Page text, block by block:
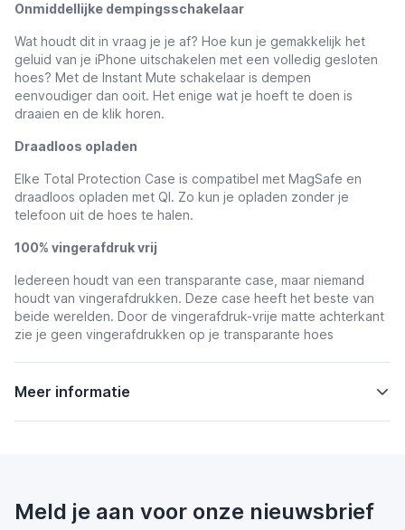
Onmiddellijke dempingsschakelaar
Wat houdt dit in vraag je je af? Hoe kun je gemakkelijk het
geluid van je iPhone uitschakelen met een volledig gesloten
hoes? Met de Instant Mute schakelaar is dempen
eenvoudiger dan ooit. Het enige wat je hoeft te doen is
draaien en de klik horen.
Draadloos opladen
Elke Total Protection Case is compatibel met MagSafe en
draadloos opladen met QI. Zo kun je opladen zonder je
telefoon uit de hoes te halen.
100% vingerafdruk vrij
Iedereen houdt van een transparante case, maar niemand
houdt van vingerafdrukken. Deze case heeft het beste van
beide werelden. Door de vingerafdruk-vrije matte achterkant
zie je geen vingerafdrukken op je transparante hoes
Meer informatie
Meld je aan voor onze nieuwsbrief